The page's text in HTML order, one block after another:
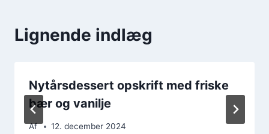
Lignende indlæg
Nytårsdessert opskrift med friske
bær og vanilje
Af 12. december 2024